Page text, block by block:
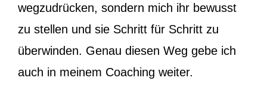
wegzudrücken, sondern mich ihr bewusst
zu stellen und sie Schritt für Schritt zu
überwinden. Genau diesen Weg gebe ich
auch in meinem Coaching weiter.